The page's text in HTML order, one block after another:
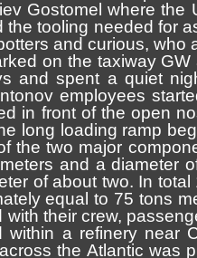
Gostomel where
the tooling needed for
and curious,
on the taxiway
and spent a quiet
employees
in front of the open
long loading ramp
the two major
and a diameter
of about two. In
equal to 75 tons
with their crew,
within a refinery near
the Atlantic was